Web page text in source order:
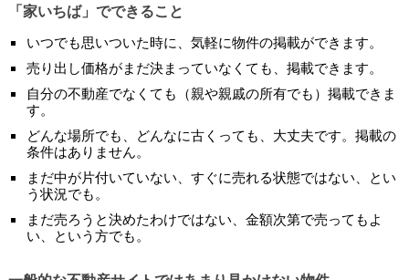
「家いちば」でできること
いつでも思いついた時に、気軽に物件の掲載ができます。
売り出し価格がまだ決まっていなくても、掲載できます。
自分の不動産でなくても（親や親戚の所有でも）掲載できま
す。
どんな場所でも、どんなに古くっても、大丈夫です。掲載の
条件はありません。
まだ中が片付いていない、すぐに売れる状態ではない、とい
う状況でも。
まだ売ろうと決めたわけではない、金額次第で売ってもよ
い、という方でも。